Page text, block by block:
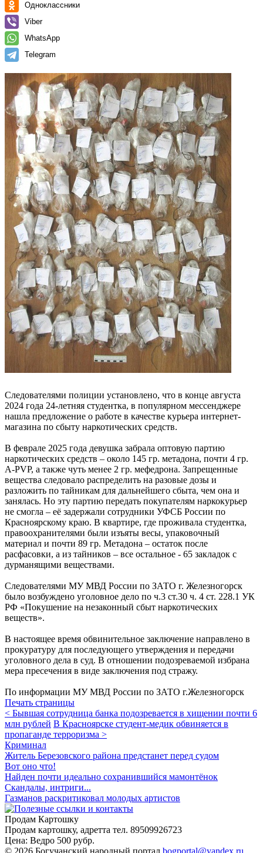
Одноклассники
Viber
WhatsApp
Telegram
Следователями полиции установлено, что в конце августа
2024 года 24-летняя студентка, в популярном мессенджере
нашла предложение о работе в качестве курьера интернет-
магазина по сбыту наркотических средств.
В феврале 2025 года девушка забрала оптовую партию
наркотических средств – около 145 гр. метадона, почти 4 гр.
A-PVP, а также чуть менее 2 гр. мефедрона. Запрещенные
вещества следовало распределить на разовые дозы и
разложить по тайникам для дальнейшего сбыта, чем она и
занялась. Но эту партию передать покупателям наркокурьер
не смогла – её задержали сотрудники УФСБ России по
Красноярскому краю. В квартире, где проживала студентка,
правоохранителями были изъяты весы, упаковочный
материал и почти 89 гр. Метадона – остаток после
расфасовки, а из тайников – все остальное - 65 закладок с
дурманящими веществами.
Следователями МУ МВД России по ЗАТО г. Железногорск
было возбуждено уголовное дело по ч.3 ст.30 ч. 4 ст. 228.1 УК
РФ «Покушение на незаконный сбыт наркотических
веществ».
В настоящее время обвинительное заключение направлено в
прокуратуру для последующего утверждения и передачи
уголовного дела в суд. В отношении подозреваемой избрана
мера пресечения в виде заключения под стражу.
По информации МУ МВД России по ЗАТО г.Железногорск
Печать страницы
< Бывшая сотрудница банка подозревается в хищении почти 6
млн рублей В Красноярске студент-медик обвиняется в
пропаганде терроризма >
Криминал
Житель Березовского района предстанет перед судом
Вот оно что!
Найден почти идеально сохранившийся мамонтёнок
Скандалы, интриги...
Газманов раскритиковал молодых артистов
Продам Картошку
Продам картошку, адретта тел. 89509926723
Цена: Ведро 500 рубр.